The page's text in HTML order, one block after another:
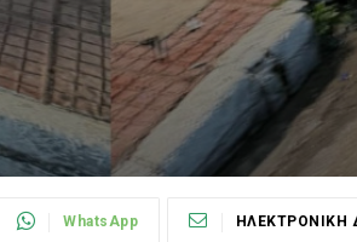
WhatsApp ΗΛΕΚΤΡΟΝΙΚΗ